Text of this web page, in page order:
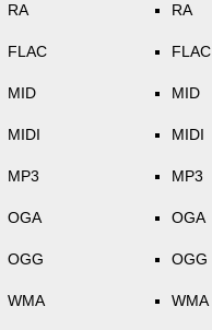
RA
FLAC
MID
MIDI
MP3
OGA
OGG
WMA
RA
FLAC
MID
MIDI
MP3
OGA
OGG
WMA